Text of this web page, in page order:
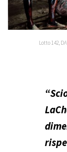
Lotto 142,